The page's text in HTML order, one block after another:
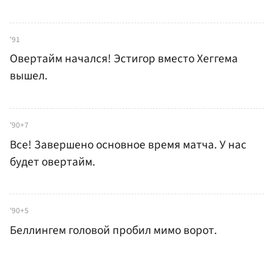
'91
Овертайм начался! Эстигор вместо Хеггема
вышел.
'90+7
Все! Завершено основное время матча. У нас
будет овертайм.
'90+5
Беллингем головой пробил мимо ворот.